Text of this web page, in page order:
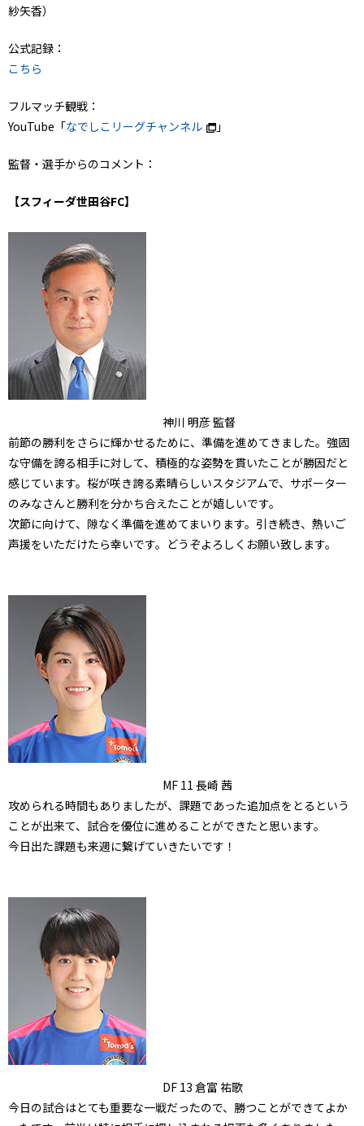
紗矢香）
公式記録：
こちら
フルマッチ観戦：
YouTube「なでしこリーグチャンネル 」
監督・選手からのコメント：
【スフィーダ世田谷FC】
神川 明彦 監督
前節の勝利をさらに輝かせるために、準備を進めてきました。強固
な守備を誇る相手に対して、積極的な姿勢を貫いたことが勝因だと
感じています。桜が咲き誇る素晴らしいスタジアムで、サポーター
のみなさんと勝利を分かち合えたことが嬉しいです。
次節に向けて、隙なく準備を進めてまいります。引き続き、熱いご
声援をいただけたら幸いです。どうぞよろしくお願い致します。
MF 11 長崎 茜
攻められる時間もありましたが、課題であった追加点をとるという
ことが出来て、試合を優位に進めることができたと思います。
今日出た課題も来週に繋げていきたいです！
DF 13 倉富 祐歌
今日の試合はとても重要な一戦だったので、勝つことができてよか